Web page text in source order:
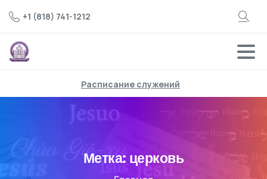
+1 (818) 741-1212
Расписание служений
Метка: церковь